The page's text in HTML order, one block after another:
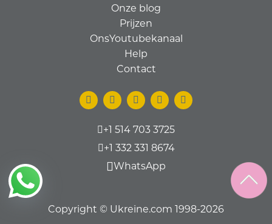
Onze blog
Prijzen
OnsYoutubekanaal
Help
Contact
+1 514 703 3725
+1 332 331 8674
WhatsApp
Copyright © Ukreine.com 1998-2026